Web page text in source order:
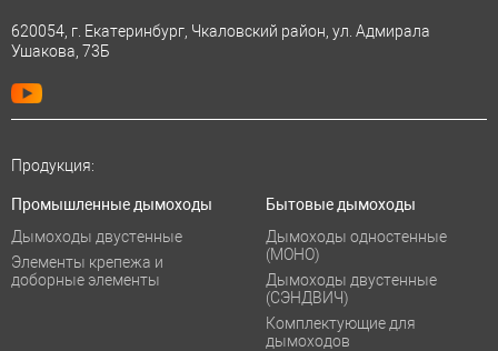
620054, г. Екатеринбург, Чкаловский район, ул. Адмирала
Ушакова, 73Б
Продукция:
Промышленные дымоходы
Дымоходы двустенные
Элементы крепежа и
доборные элементы
Бытовые дымоходы
Дымоходы одностенные
(МОНО)
Дымоходы двустенные
(СЭНДВИЧ)
Комплектующие для
дымоходов